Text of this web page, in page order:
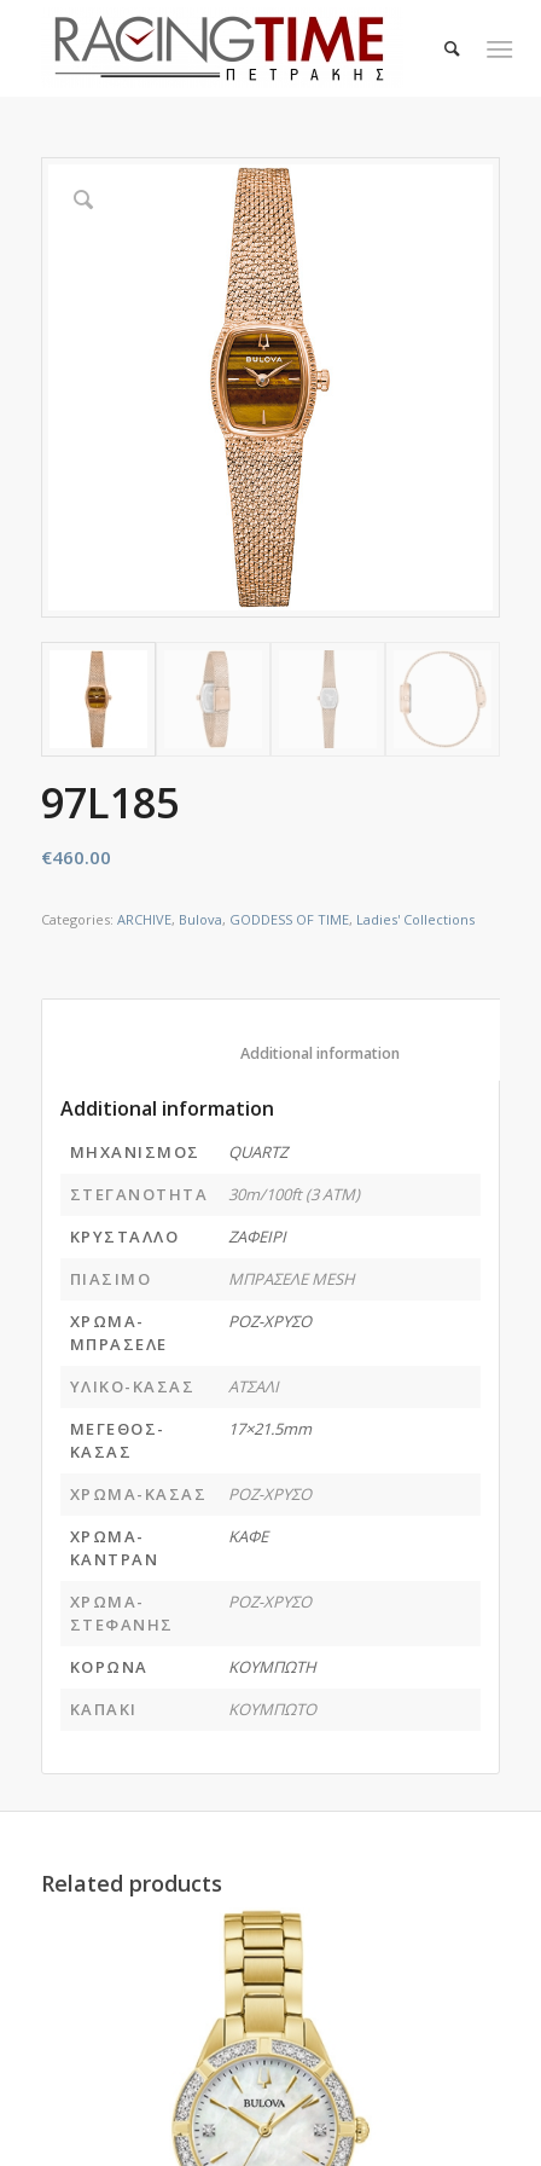
97L185
€460.00
Categories: ARCHIVE, Bulova, GODDESS OF TIME, Ladies' Collections
Additional information
ΜΗΧΑΝΙΣΜΟΣ
QUARTZ
ΣΤΕΓΑΝΟΤΗΤΑ
30m/100ft (3 ATM)
ΚΡΥΣΤΑΛΛΟ
ΖΑΦΕΙΡΙ
ΠΙΑΣΙΜΟ
ΜΠΡΑΣΕΛΕ MESH
ΧΡΩΜΑ-
ΜΠΡΑΣΕΛΕ
ΡΟΖ-ΧΡΥΣΟ
ΥΛΙΚΟ-ΚΑΣΑΣ
ΑΤΣΑΛΙ
ΜΕΓΕΘΟΣ-
ΚΑΣΑΣ
17×21.5mm
ΧΡΩΜΑ-ΚΑΣΑΣ
ΡΟΖ-ΧΡΥΣΟ
ΧΡΩΜΑ-
ΚΑΝΤΡΑΝ
ΚΑΦΕ
ΧΡΩΜΑ-
ΣΤΕΦΑΝΗΣ
ΡΟΖ-ΧΡΥΣΟ
ΚΟΡΩΝΑ
ΚΟΥΜΠΩΤΗ
ΚΑΠΑΚΙ
ΚΟΥΜΠΩΤΟ
Related products